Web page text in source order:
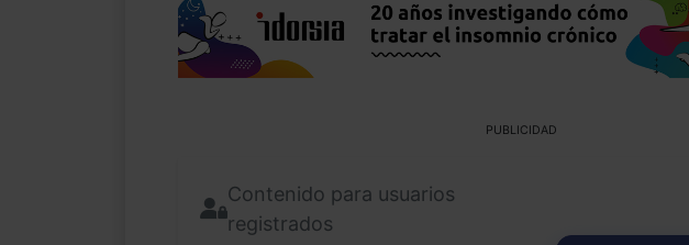
PUBLICIDAD
Contenido para usuarios
registrados